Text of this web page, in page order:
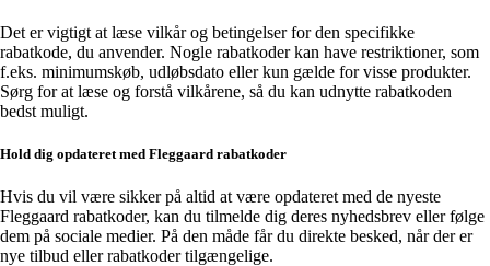
Det er vigtigt at læse vilkår og betingelser for den specifikke
rabatkode, du anvender. Nogle rabatkoder kan have restriktioner, som
f.eks. minimumskøb, udløbsdato eller kun gælde for visse produkter.
Sørg for at læse og forstå vilkårene, så du kan udnytte rabatkoden
bedst muligt.
Hold dig opdateret med Fleggaard rabatkoder
Hvis du vil være sikker på altid at være opdateret med de nyeste
Fleggaard rabatkoder, kan du tilmelde dig deres nyhedsbrev eller følge
dem på sociale medier. På den måde får du direkte besked, når der er
nye tilbud eller rabatkoder tilgængelige.